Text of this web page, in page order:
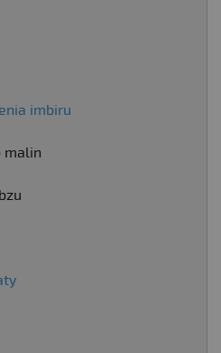
imbiru
malin